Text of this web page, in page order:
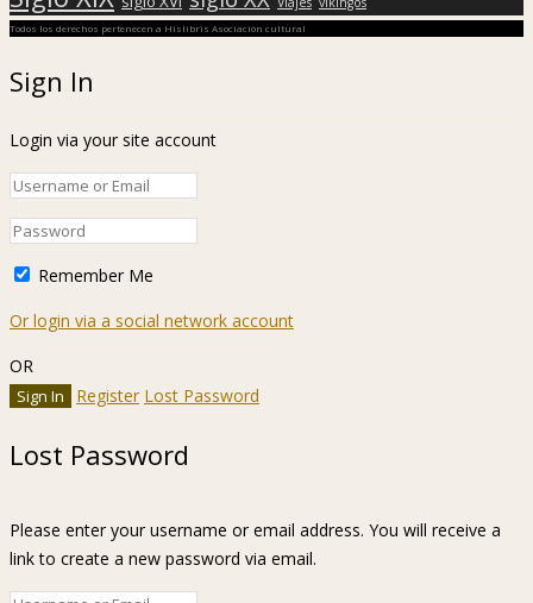
Todos los derechos pertenecen a Hislibris Asociación cultural
Sign In
Login via your site account
Remember Me
Or login via a social network account
OR
Register Lost Password
Lost Password
Please enter your username or email address. You will receive a
link to create a new password via email.